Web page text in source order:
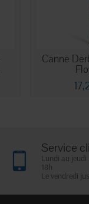
Canne
Service
Lundi au jeudi
18h
Le vendredi